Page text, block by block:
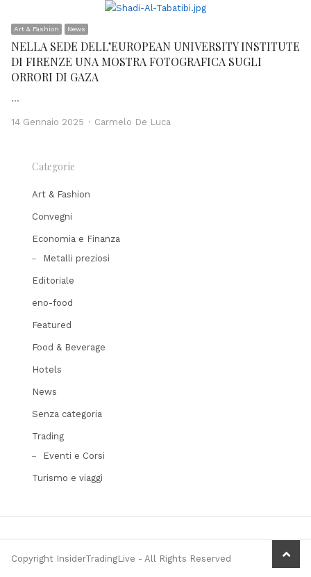
Art & Fashion News
NELLA SEDE DELL’EUROPEAN UNIVERSITY INSTITUTE
DI FIRENZE UNA MOSTRA FOTOGRAFICA SUGLI
ORRORI DI GAZA
…
14 Gennaio 2025 Author
Carmelo De Luca
Categorie
Art & Fashion
Convegni
Economia e Finanza
Metalli preziosi
Editoriale
eno-food
Featured
Food & Beverage
Hotels
News
Senza categoria
Trading
Eventi e Corsi
Turismo e viaggi
Copyright InsiderTradingLive - All Rights Reserved